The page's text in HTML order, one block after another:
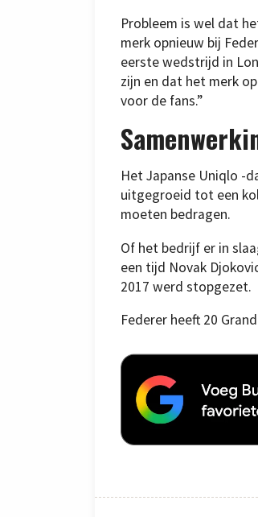
Probleem is wel dat
merk opnieuw bij
eerste wedstrijd in
zijn en dat het merk
voor de fans.”
Het Japanse Uniqlo -
uitgegroeid tot een
moeten bedragen.
Of het bedrijf er in
een tijd Novak
2017 werd stopgezet.
Federer heeft 20